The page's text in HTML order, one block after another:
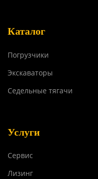
Каталог
Погрузчики
Экскаваторы
Седельные тягачи
Услуги
Сервис
Лизинг